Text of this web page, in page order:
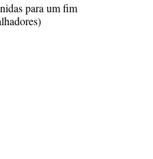
para um fim